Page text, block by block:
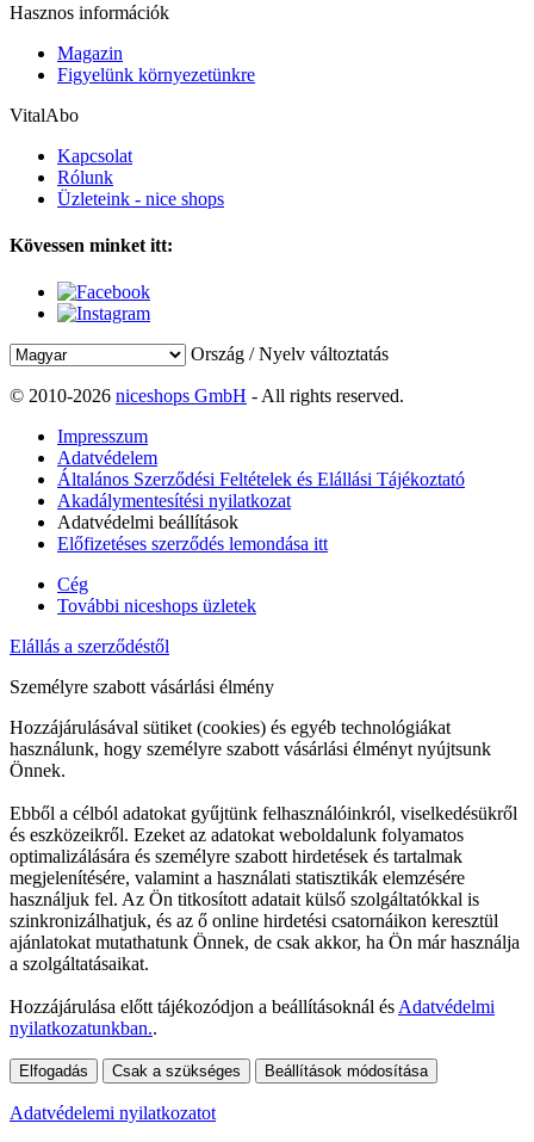
Hasznos információk
Magazin
Figyelünk környezetünkre
VitalAbo
Kapcsolat
Rólunk
Üzleteink - nice shops
Kövessen minket itt:
Ország / Nyelv változtatás
© 2010-2026 niceshops GmbH - All rights reserved.
Impresszum
Adatvédelem
Általános Szerződési Feltételek és Elállási Tájékoztató
Akadálymentesítési nyilatkozat
Adatvédelmi beállítások
Előfizetéses szerződés lemondása itt
Cég
További niceshops üzletek
Elállás a szerződéstől
Személyre szabott vásárlási élmény
Hozzájárulásával sütiket (cookies) és egyéb technológiákat
használunk, hogy személyre szabott vásárlási élményt nyújtsunk
Önnek.
Ebből a célból adatokat gyűjtünk felhasználóinkról, viselkedésükről
és eszközeikről. Ezeket az adatokat weboldalunk folyamatos
optimalizálására és személyre szabott hirdetések és tartalmak
megjelenítésére, valamint a használati statisztikák elemzésére
használjuk fel. Az Ön titkosított adatait külső szolgáltatókkal is
szinkronizálhatjuk, és az ő online hirdetési csatornáikon keresztül
ajánlatokat mutathatunk Önnek, de csak akkor, ha Ön már használja
a szolgáltatásaikat.
Hozzájárulása előtt tájékozódjon a beállításoknál és Adatvédelmi
nyilatkozatunkban..
Elfogadás Csak a szükséges Beállítások módosítása
Adatvédelemi nyilatkozatot